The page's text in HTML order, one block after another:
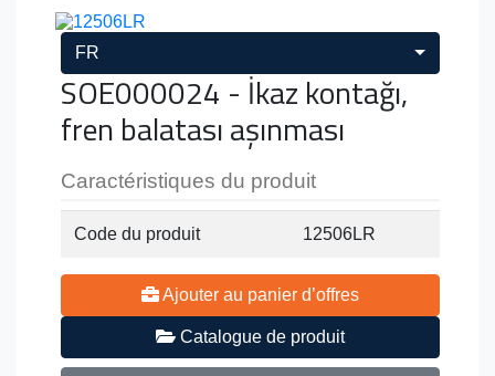
FR
SOE000024 - İkaz kontağı,
fren balatası aşınması
Caractéristiques du produit
Code du produit 12506LR
Ajouter au panier d’offres
Catalogue de produit